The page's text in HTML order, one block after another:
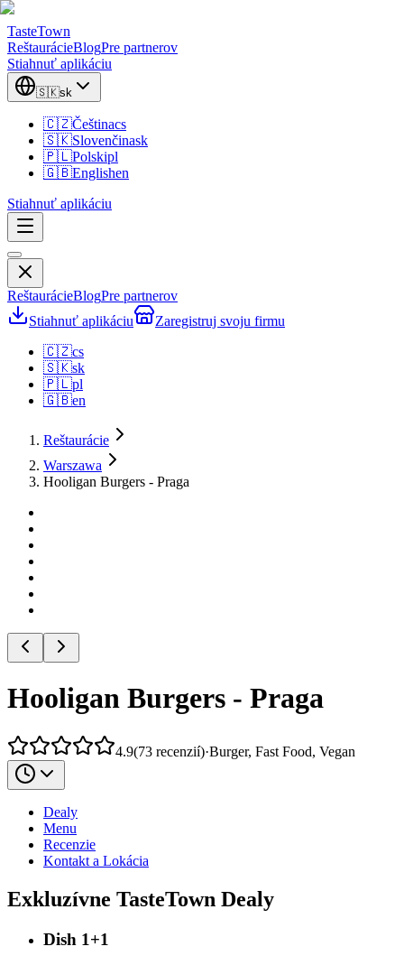
TasteTown
ReštaurácieBlogPre partnerov
Stiahnuť aplikáciu
🇸🇰sk
🇨🇿Češtinacs
🇸🇰Slovenčinask
🇵🇱Polskipl
🇬🇧Englishen
Stiahnuť aplikáciu
ReštaurácieBlogPre partnerov
Stiahnuť aplikáciu
Zaregistruj svoju firmu
🇨🇿cs
🇸🇰sk
🇵🇱pl
🇬🇧en
Reštaurácie
Warszawa
Hooligan Burgers - Praga
Hooligan Burgers - Praga
4.9(73 recenzií)·Burger, Fast Food, Vegan
Dealy
Menu
Recenzie
Kontakt a Lokácia
Exkluzívne TasteTown Dealy
Dish 1+1